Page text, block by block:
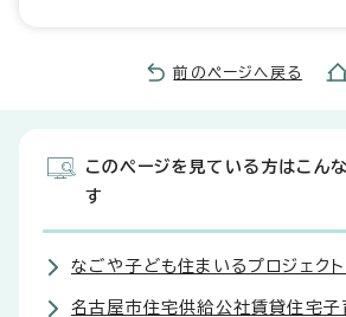
前のページへ戻る
このページを見ている方はこん
す
なごや子ども住まいるプロジェク
名古屋市住宅供給公社賃貸住宅子